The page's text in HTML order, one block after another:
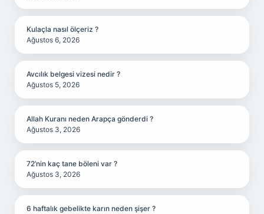
Kulaçla nasıl ölçeriz ?
Ağustos 6, 2026
Avcılık belgesi vizesi nedir ?
Ağustos 5, 2026
Allah Kuranı neden Arapça gönderdi ?
Ağustos 3, 2026
72’nin kaç tane böleni var ?
Ağustos 3, 2026
6 haftalık gebelikte karın neden şişer ?